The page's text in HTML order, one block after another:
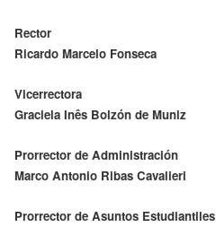
Rector
Ricardo Marcelo Fonseca
Vicerrectora
Graciela Inês Bolzón de Muniz
Prorrector de Administración
Marco Antonio Ribas Cavalieri
Prorrector de Asuntos Estudiantiles